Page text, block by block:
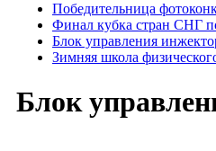
Победительница
Финал кубка стран СНГ
Блок управления
Зимняя школа
Блок